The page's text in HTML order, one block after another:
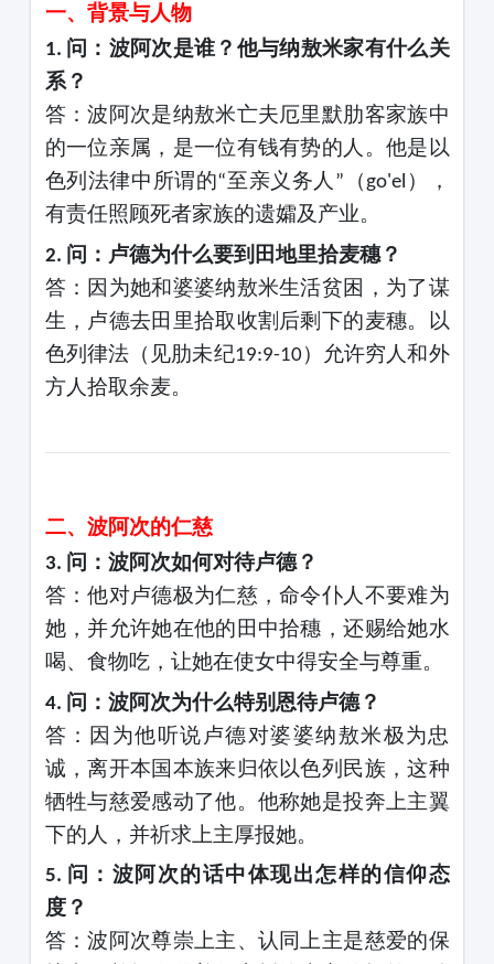
一、背景与人物
1. 问：波阿次是谁？他与纳敖米家有什么关
系？
答：波阿次是纳敖米亡夫厄里默肋客家族中
的一位亲属，是一位有钱有势的人。他是以
色列法律中所谓的“至亲义务人 ” （go'el ），
有责任照顾死者家族的遗孀及产业。
2. 问：卢德为什么要到田地里拾麦穗？
答：因为她和婆婆纳敖米生活贫困，为了谋
生，卢德去田里拾取收割后剩下的麦穗。以
色列律法（见肋未纪19:9-10）允许穷人和外
方人拾取余麦。
二、波阿次的仁慈
3. 问：波阿次如何对待卢德？
答：他对卢德极为仁慈，命令仆人不要难为
她，并允许她在他的田中拾穗，还赐给她水
喝、食物吃，让她在使女中得安全与尊重。
4. 问：波阿次为什么特别恩待卢德？
答：因为他听说卢德对婆婆纳敖米极为忠
诚，离开本国本族来归依以色列民族，这种
牺牲与慈爱感动了他。他称她是投奔上主翼
下的人，并祈求上主厚报她。
5. 问：波阿次的话中体现出怎样的信仰态
度？
答：波阿次尊崇上主、认同上主是慈爱的保